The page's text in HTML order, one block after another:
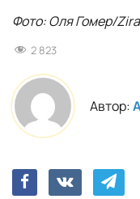
Фото: Оля Гомер/
2 823
Автор: